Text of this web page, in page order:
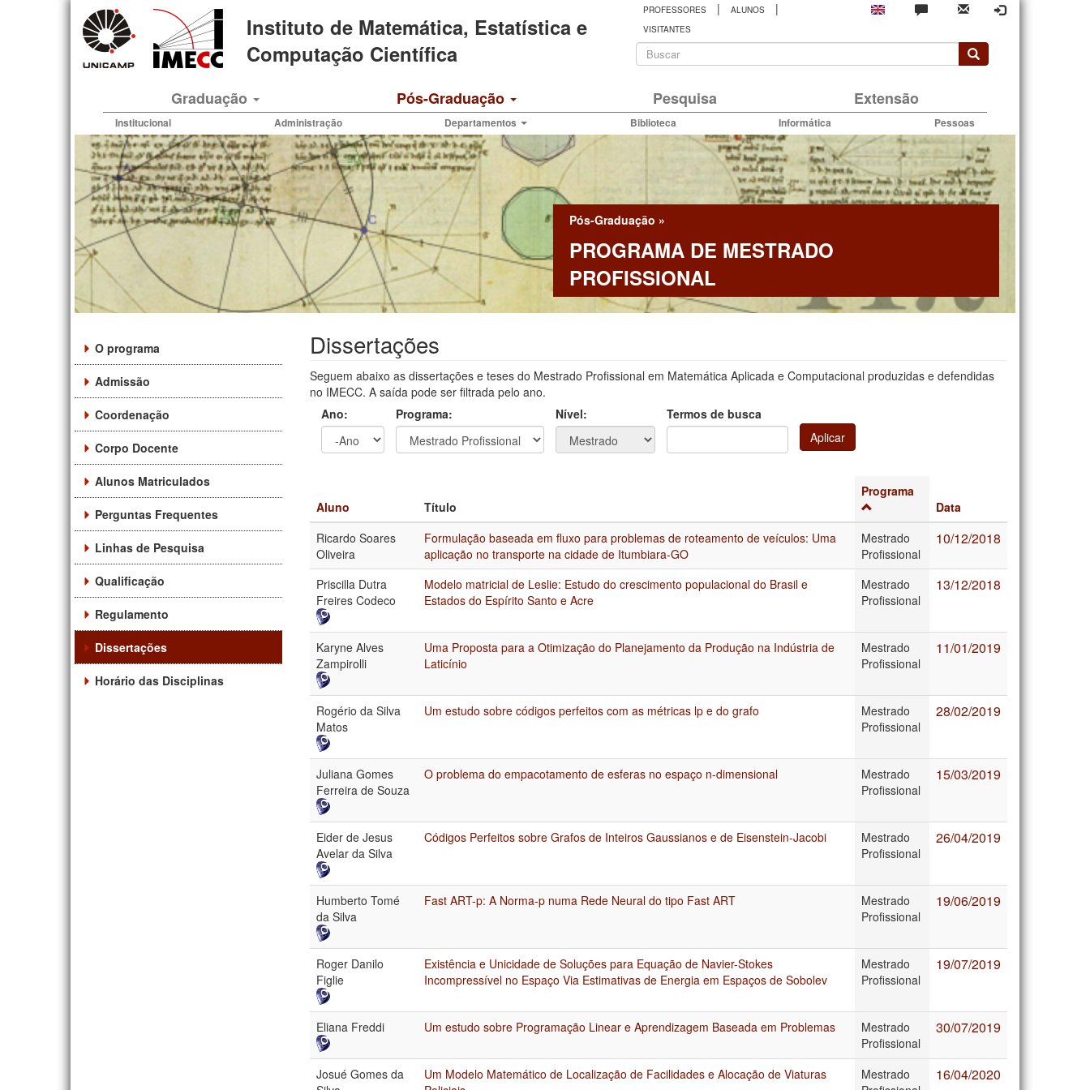
Instituto de Matemática, Estatística e
Computação Científica
PROFESSORES | ALUNOS |
VISITANTES
Formulário
busca
Graduação Pós-Graduação Pesquisa Extensão
Institucional Administração Departamentos Biblioteca Informática Pessoas
Pós-Graduação »
PROGRAMA DE MESTRADO
PROFISSIONAL
O programa
Admissão
Coordenação
Corpo Docente
Alunos Matriculados
Perguntas Frequentes
Linhas de Pesquisa
Qualificação
Regulamento
Dissertações
Horário das Disciplinas
Dissertações
Seguem abaixo as dissertações e teses do Mestrado Profissional em Matemática Aplicada e Computacional produzidas e defendidas
no IMECC. A saída pode ser filtrada pelo ano.
Ano:
Programa: Nível:
Termos de busca
Aplicar
Aluno Título
Programa
Data
Ricardo Soares
Oliveira
Formulação baseada em fluxo para problemas de roteamento de veículos: Uma
aplicação no transporte na cidade de Itumbiara-GO
Mestrado
Profissional
10/12/2018
Priscilla Dutra
Freires Codeco
Modelo matricial de Leslie: Estudo do crescimento populacional do Brasil e
Estados do Espírito Santo e Acre
Mestrado
Profissional
13/12/2018
Karyne Alves
Zampirolli
Uma Proposta para a Otimização do Planejamento da Produção na Indústria de
Laticínio
Mestrado
Profissional
11/01/2019
Rogério da Silva
Matos
Um estudo sobre códigos perfeitos com as métricas lp e do grafo
Mestrado
Profissional
28/02/2019
Juliana Gomes
Ferreira de Souza
O problema do empacotamento de esferas no espaço n-dimensional
Mestrado
Profissional
15/03/2019
Eider de Jesus
Avelar da Silva
Códigos Perfeitos sobre Grafos de Inteiros Gaussianos e de Eisenstein-Jacobi
Mestrado
Profissional
26/04/2019
Humberto Tomé
da Silva
Fast ART-p: A Norma-p numa Rede Neural do tipo Fast ART
Mestrado
Profissional
19/06/2019
Roger Danilo
Figlie
Existência e Unicidade de Soluções para Equação de Navier-Stokes
Incompressível no Espaço Via Estimativas de Energia em Espaços de Sobolev
Mestrado
Profissional
19/07/2019
Eliana Freddi Um estudo sobre Programação Linear e Aprendizagem Baseada em Problemas
Mestrado
Profissional
30/07/2019
Josué Gomes da
Um Modelo Matemático de Localização de Facilidades e Alocação de Viaturas
Mestrado
16/04/2020